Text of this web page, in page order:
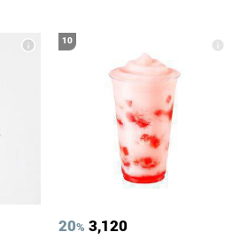
10
20% 3,120